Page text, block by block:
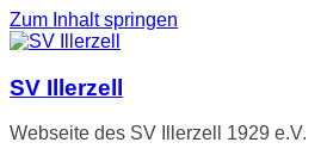
Zum Inhalt springen
SV Illerzell
Webseite des SV Illerzell 1929 e.V.